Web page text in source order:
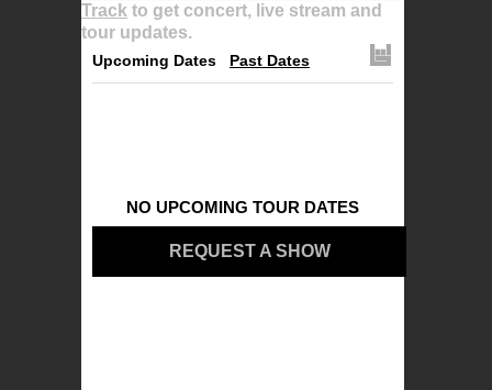
Track to get concert, live stream and
tour updates.
Upcoming Dates Past Dates
NO UPCOMING TOUR DATES
REQUEST A SHOW